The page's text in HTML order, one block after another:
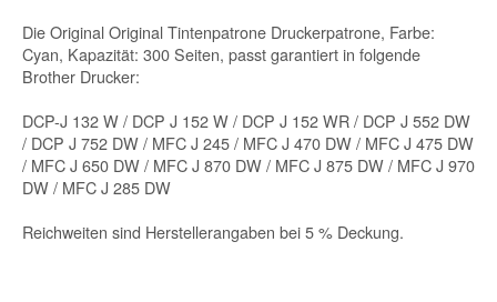
Die Original Original Tintenpatrone Druckerpatrone, Farbe:
Cyan, Kapazität: 300 Seiten, passt garantiert in folgende
Brother Drucker:
DCP-J 132 W / DCP J 152 W / DCP J 152 WR / DCP J 552 DW
/ DCP J 752 DW / MFC J 245 / MFC J 470 DW / MFC J 475 DW
/ MFC J 650 DW / MFC J 870 DW / MFC J 875 DW / MFC J 970
DW / MFC J 285 DW
Reichweiten sind Herstellerangaben bei 5 % Deckung.